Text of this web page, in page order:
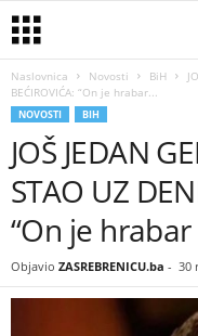
Naslovnica Novosti BiH
BEĆIROVIĆA: “On je hrabar...
NOVOSTI BIH
JOŠ JEDAN
STAO UZ
“On je
Objavio ZASREBRENICU.ba - 30